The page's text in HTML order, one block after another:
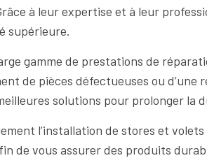
à leur expertise et à leur
supérieure.
gamme de prestations de
de pièces défectueuses ou
solutions pour prolonger
l’installation de stores et
de vous assurer des produits